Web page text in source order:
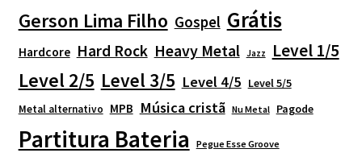
Gerson Lima Filho Gospel Grátis
Hardcore Hard Rock Heavy Metal Jazz Level 1/5
Level 2/5 Level 3/5 Level 4/5 Level 5/5
Metal alternativo MPB Música cristã Nu Metal Pagode
Partitura Bateria Pegue Esse Groove